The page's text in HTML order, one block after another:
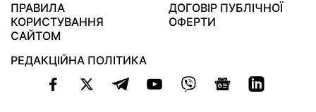
ПРАВИЛА
КОРИСТУВАННЯ
САЙТОМ
ДОГОВІР ПУБЛІЧНОЇ
ОФЕРТИ
РЕДАКЦІЙНА ПОЛІТИКА